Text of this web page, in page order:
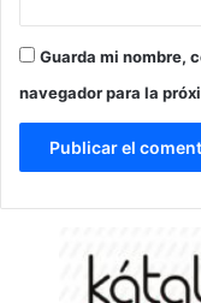
Guarda mi nombre,
navegador para la